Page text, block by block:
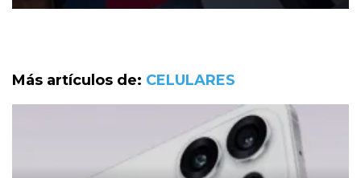
Más artículos de: CELULARES